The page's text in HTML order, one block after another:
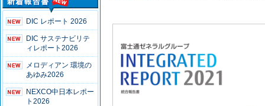
DIC レポート 2026
DIC サステナビリテ
ィレポート2026
メロディアン 環境の
あゆみ2026
NEXCO中日本レポー
ト2026